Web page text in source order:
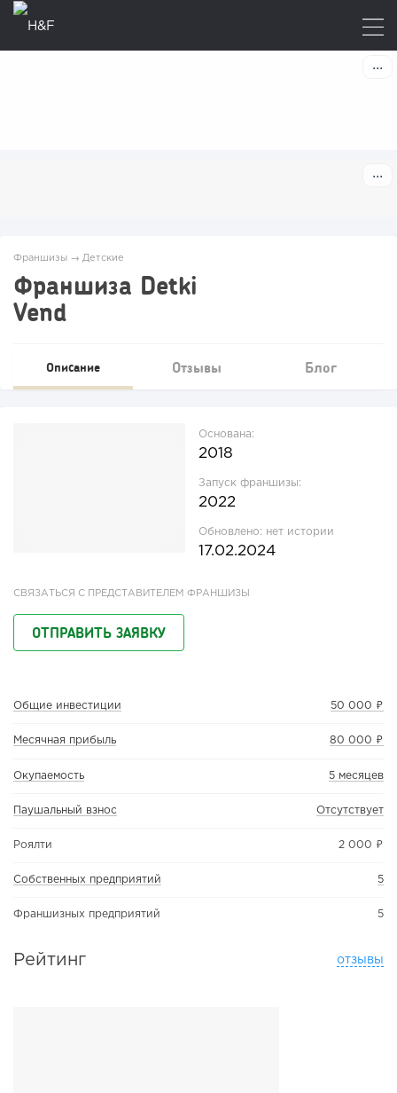
Франшизы → Детские
Франшиза Detki
Vend
Описание Отзывы Блог
Основана:
2018
Запуск франшизы:
2022
Обновлено: нет истории
17.02.2024
СВЯЗАТЬСЯ С ПРЕДСТАВИТЕЛЕМ ФРАНШИЗЫ
ОТПРАВИТЬ ЗАЯВКУ
Общие инвестиции 50 000 ₽
Месячная прибыль 80 000 ₽
Окупаемость 5 месяцев
Паушальный взнос Отсутствует
Роялти 2 000 ₽
Собственных предприятий 5
Франшизных предприятий 5
Рейтинг отзывы